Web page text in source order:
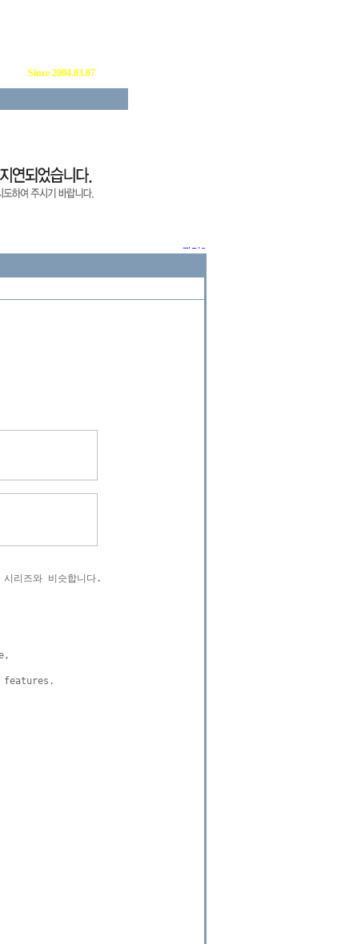
리즈와 비슷합니다.
features.